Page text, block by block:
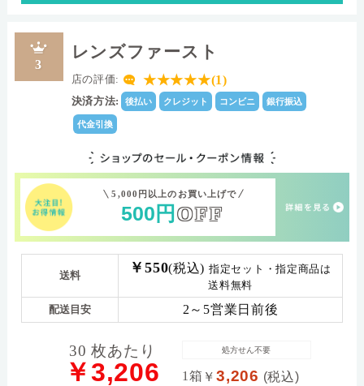
3
レンズファースト
店の評価: ★★★★★(1)
決済方法: 後払い クレジット コンビニ 銀行振込
代金引換
5,000円以上のお買い上げで
500 円 OFF
送料 ￥550(税込) 指定セット・指定商品は
送料無料
配送目安 2～5営業日前後
30 枚あたり
￥3,206 1箱 ￥3,206 (税込)
処方せん不要